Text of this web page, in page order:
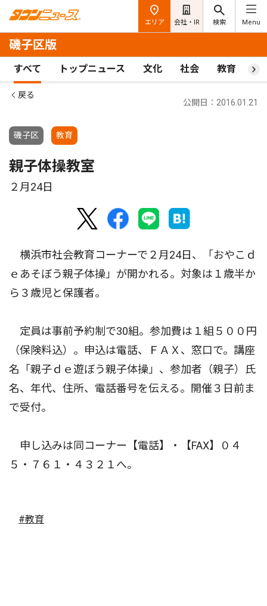
エリア 会社・IR 検索 Menu
磯子区版
すべて トップニュース 文化 社会 教育 ス
戻る
磯子区 教育
公開日：2016.01.21
親子体操教室
２月24日
横浜市社会教育コーナーで２月24日、「おやこｄ
ｅあそぼう親子体操」が開かれる。対象は１歳半か
ら３歳児と保護者。
定員は事前予約制で30組。参加費は１組５００円
（保険料込）。申込は電話、ＦＡＸ、窓口で。講座
名「親子ｄｅ遊ぼう親子体操」、参加者（親子）氏
名、年代、住所、電話番号を伝える。開催３日前ま
で受付。
申し込みは同コーナー【電話】・【FAX】０４
５・７６１・４３２１へ。
#教育